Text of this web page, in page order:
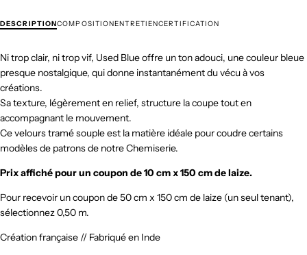
DESCRIPTIONCOMPOSITIONENTRETIENCERTIFICATION
Ni trop clair, ni trop vif, Used Blue offre un ton adouci, une couleur bleue
presque nostalgique, qui donne instantanément du vécu à vos
créations.
Sa texture, légèrement en relief, structure la coupe tout en
accompagnant le mouvement.
Ce velours tramé souple est la matière idéale pour coudre certains
modèles de patrons de notreChemiserie.
Prix affiché pour un coupon de 10 cm x 150 cm de laize.
Pour recevoir un coupon de 50 cm x 150 cm de laize (un seul tenant),
sélectionnez 0,50 m.
Création française // Fabriqué en Inde